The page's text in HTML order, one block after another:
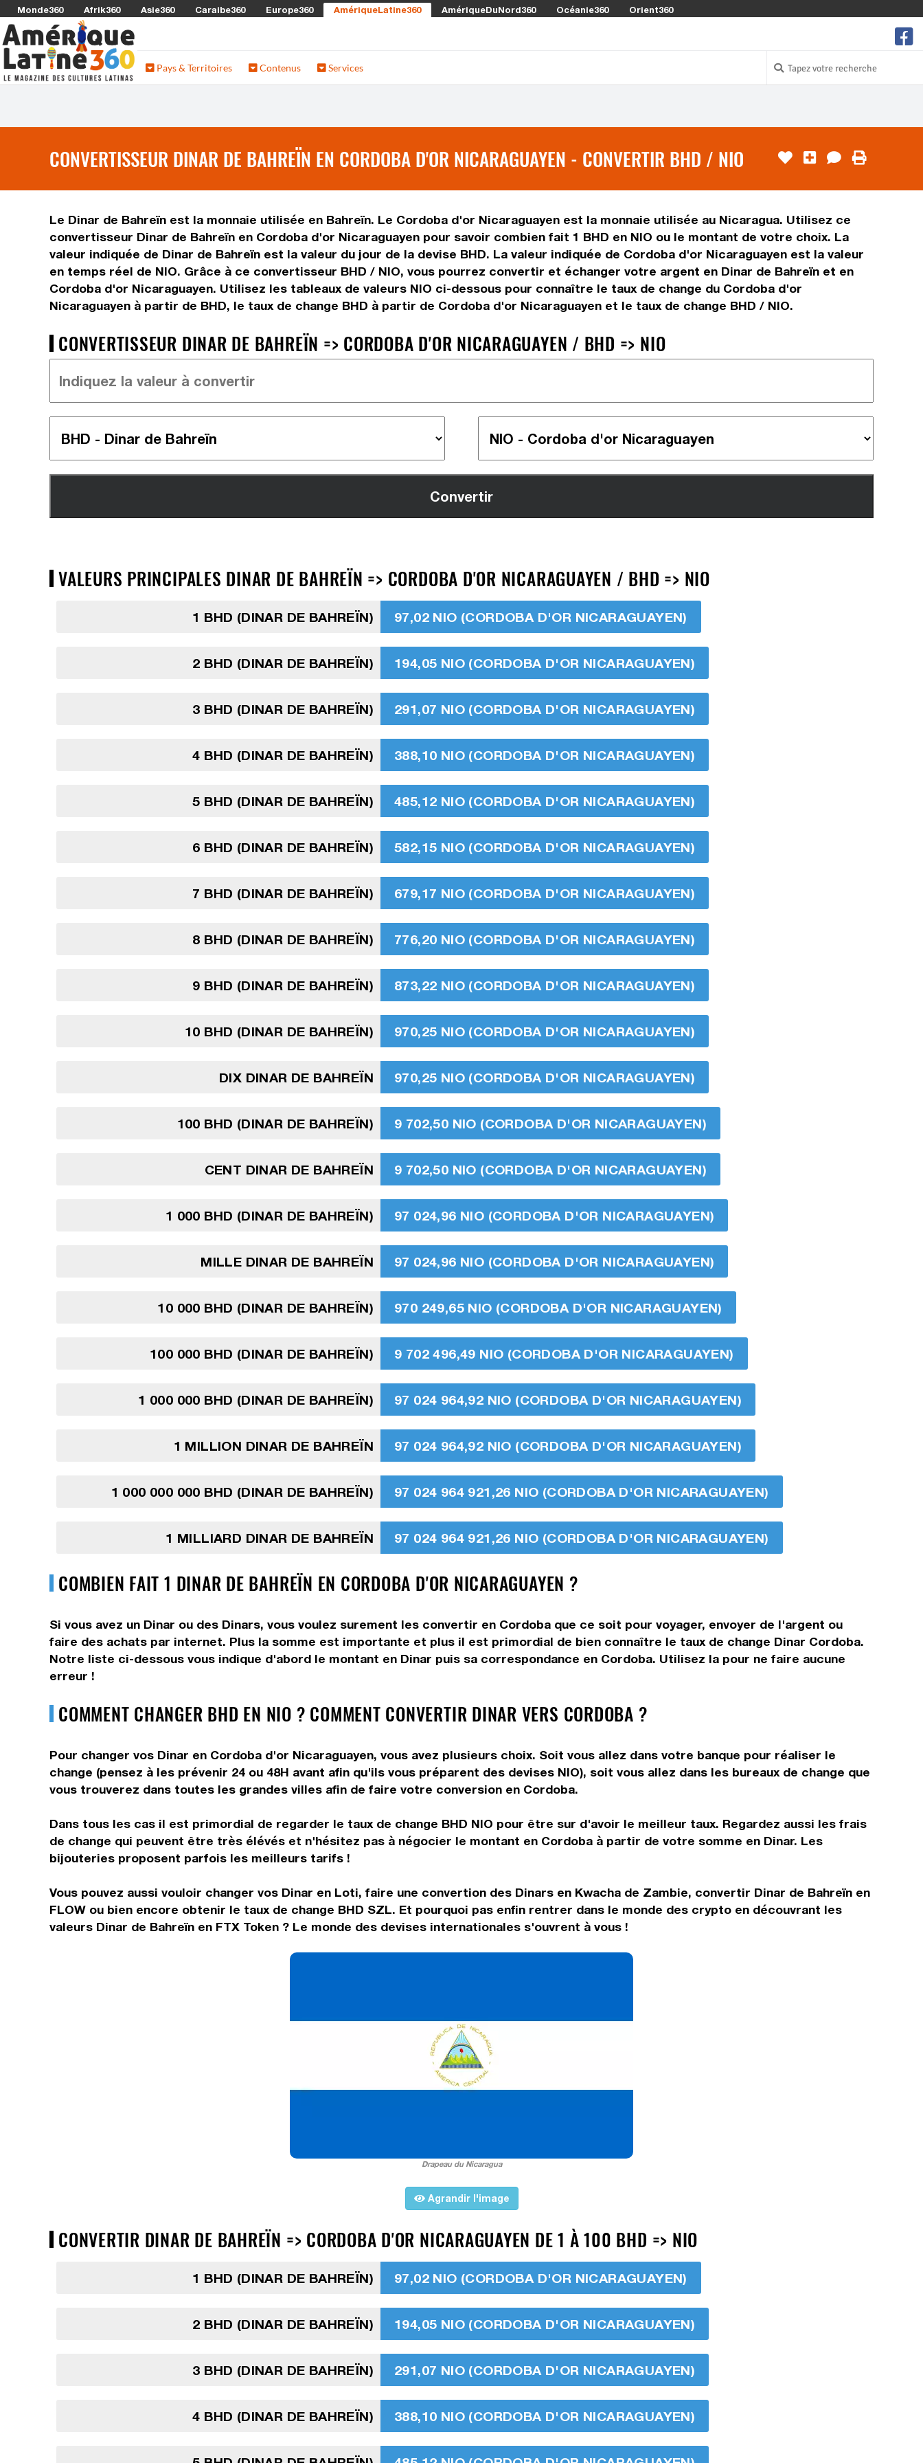
Monde360 Afrik360 Asie360 Caraibe360 Europe360 AmériqueLatine360 AmériqueDuNord360 Océanie360 Orient360
Pays & Territoires Contenus Services
CONVERTISSEUR DINAR DE BAHREÏN EN CORDOBA D'OR NICARAGUAYEN - CONVERTIR BHD / NIO
Le Dinar de Bahreïn est la monnaie utilisée en Bahreïn. Le Cordoba d'or Nicaraguayen est la monnaie utilisée au Nicaragua. Utilisez ce
convertisseur Dinar de Bahreïn en Cordoba d'or Nicaraguayen pour savoir combien fait 1 BHD en NIO ou le montant de votre choix. La
valeur indiquée de Dinar de Bahreïn est la valeur du jour de la devise BHD. La valeur indiquée de Cordoba d'or Nicaraguayen est la valeur
en temps réel de NIO. Grâce à ce convertisseur BHD / NIO, vous pourrez convertir et échanger votre argent en Dinar de Bahreïn et en
Cordoba d'or Nicaraguayen. Utilisez les tableaux de valeurs NIO ci-dessous pour connaître le taux de change du Cordoba d'or
Nicaraguayen à partir de BHD, le taux de change BHD à partir de Cordoba d'or Nicaraguayen et le taux de change BHD / NIO.
CONVERTISSEUR DINAR DE BAHREÏN => CORDOBA D'OR NICARAGUAYEN / BHD => NIO
VALEURS PRINCIPALES DINAR DE BAHREÏN => CORDOBA D'OR NICARAGUAYEN / BHD => NIO
1 BHD (DINAR DE BAHREÏN) 97,02 NIO (CORDOBA D'OR NICARAGUAYEN)
2 BHD (DINAR DE BAHREÏN) 194,05 NIO (CORDOBA D'OR NICARAGUAYEN)
3 BHD (DINAR DE BAHREÏN) 291,07 NIO (CORDOBA D'OR NICARAGUAYEN)
4 BHD (DINAR DE BAHREÏN) 388,10 NIO (CORDOBA D'OR NICARAGUAYEN)
5 BHD (DINAR DE BAHREÏN) 485,12 NIO (CORDOBA D'OR NICARAGUAYEN)
6 BHD (DINAR DE BAHREÏN) 582,15 NIO (CORDOBA D'OR NICARAGUAYEN)
7 BHD (DINAR DE BAHREÏN) 679,17 NIO (CORDOBA D'OR NICARAGUAYEN)
8 BHD (DINAR DE BAHREÏN) 776,20 NIO (CORDOBA D'OR NICARAGUAYEN)
9 BHD (DINAR DE BAHREÏN) 873,22 NIO (CORDOBA D'OR NICARAGUAYEN)
10 BHD (DINAR DE BAHREÏN) 970,25 NIO (CORDOBA D'OR NICARAGUAYEN)
DIX DINAR DE BAHREÏN 970,25 NIO (CORDOBA D'OR NICARAGUAYEN)
100 BHD (DINAR DE BAHREÏN) 9 702,50 NIO (CORDOBA D'OR NICARAGUAYEN)
CENT DINAR DE BAHREÏN 9 702,50 NIO (CORDOBA D'OR NICARAGUAYEN)
1 000 BHD (DINAR DE BAHREÏN) 97 024,96 NIO (CORDOBA D'OR NICARAGUAYEN)
MILLE DINAR DE BAHREÏN 97 024,96 NIO (CORDOBA D'OR NICARAGUAYEN)
10 000 BHD (DINAR DE BAHREÏN) 970 249,65 NIO (CORDOBA D'OR NICARAGUAYEN)
100 000 BHD (DINAR DE BAHREÏN) 9 702 496,49 NIO (CORDOBA D'OR NICARAGUAYEN)
1 000 000 BHD (DINAR DE BAHREÏN) 97 024 964,92 NIO (CORDOBA D'OR NICARAGUAYEN)
1 MILLION DINAR DE BAHREÏN 97 024 964,92 NIO (CORDOBA D'OR NICARAGUAYEN)
1 000 000 000 BHD (DINAR DE BAHREÏN) 97 024 964 921,26 NIO (CORDOBA D'OR NICARAGUAYEN)
1 MILLIARD DINAR DE BAHREÏN 97 024 964 921,26 NIO (CORDOBA D'OR NICARAGUAYEN)
COMBIEN FAIT 1 DINAR DE BAHREÏN EN CORDOBA D'OR NICARAGUAYEN ?
Si vous avez un Dinar ou des Dinars, vous voulez surement les convertir en Cordoba que ce soit pour voyager, envoyer de l'argent ou
faire des achats par internet. Plus la somme est importante et plus il est primordial de bien connaître le taux de change Dinar Cordoba.
Notre liste ci-dessous vous indique d'abord le montant en Dinar puis sa correspondance en Cordoba. Utilisez la pour ne faire aucune
erreur !
COMMENT CHANGER BHD EN NIO ? COMMENT CONVERTIR DINAR VERS CORDOBA ?
Pour changer vos Dinar en Cordoba d'or Nicaraguayen, vous avez plusieurs choix. Soit vous allez dans votre banque pour réaliser le
change (pensez à les prévenir 24 ou 48H avant afin qu'ils vous préparent des devises NIO), soit vous allez dans les bureaux de change que
vous trouverez dans toutes les grandes villes afin de faire votre conversion en Cordoba.
Dans tous les cas il est primordial de regarder le taux de change BHD NIO pour être sur d'avoir le meilleur taux. Regardez aussi les frais
de change qui peuvent être très élévés et n'hésitez pas à négocier le montant en Cordoba à partir de votre somme en Dinar. Les
bijouteries proposent parfois les meilleurs tarifs !
Vous pouvez aussi vouloir changer vos Dinar en Loti, faire une convertion des Dinars en Kwacha de Zambie, convertir Dinar de Bahreïn en
FLOW ou bien encore obtenir le taux de change BHD SZL. Et pourquoi pas enfin rentrer dans le monde des crypto en découvrant les
valeurs Dinar de Bahreïn en FTX Token ? Le monde des devises internationales s'ouvrent à vous !
Drapeau du Nicaragua
Agrandir l'image
CONVERTIR DINAR DE BAHREÏN => CORDOBA D'OR NICARAGUAYEN DE 1 À 100 BHD => NIO
1 BHD (DINAR DE BAHREÏN) 97,02 NIO (CORDOBA D'OR NICARAGUAYEN)
2 BHD (DINAR DE BAHREÏN) 194,05 NIO (CORDOBA D'OR NICARAGUAYEN)
3 BHD (DINAR DE BAHREÏN) 291,07 NIO (CORDOBA D'OR NICARAGUAYEN)
4 BHD (DINAR DE BAHREÏN) 388,10 NIO (CORDOBA D'OR NICARAGUAYEN)